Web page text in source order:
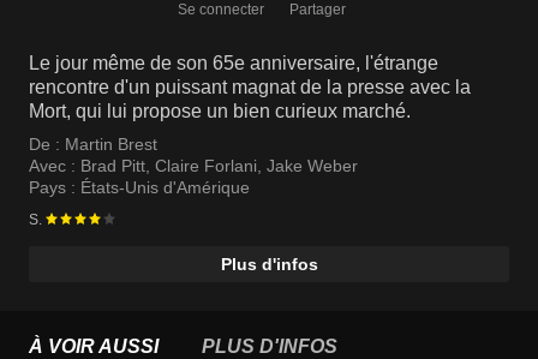
Se connecter Partager
Le jour même de son 65e anniversaire, l'étrange
rencontre d'un puissant magnat de la presse avec la
Mort, qui lui propose un bien curieux marché.
De : Martin Brest
Avec : Brad Pitt, Claire Forlani, Jake Weber
Pays : États-Unis d'Amérique
S.
Plus d'infos
À VOIR AUSSI PLUS D'INFOS